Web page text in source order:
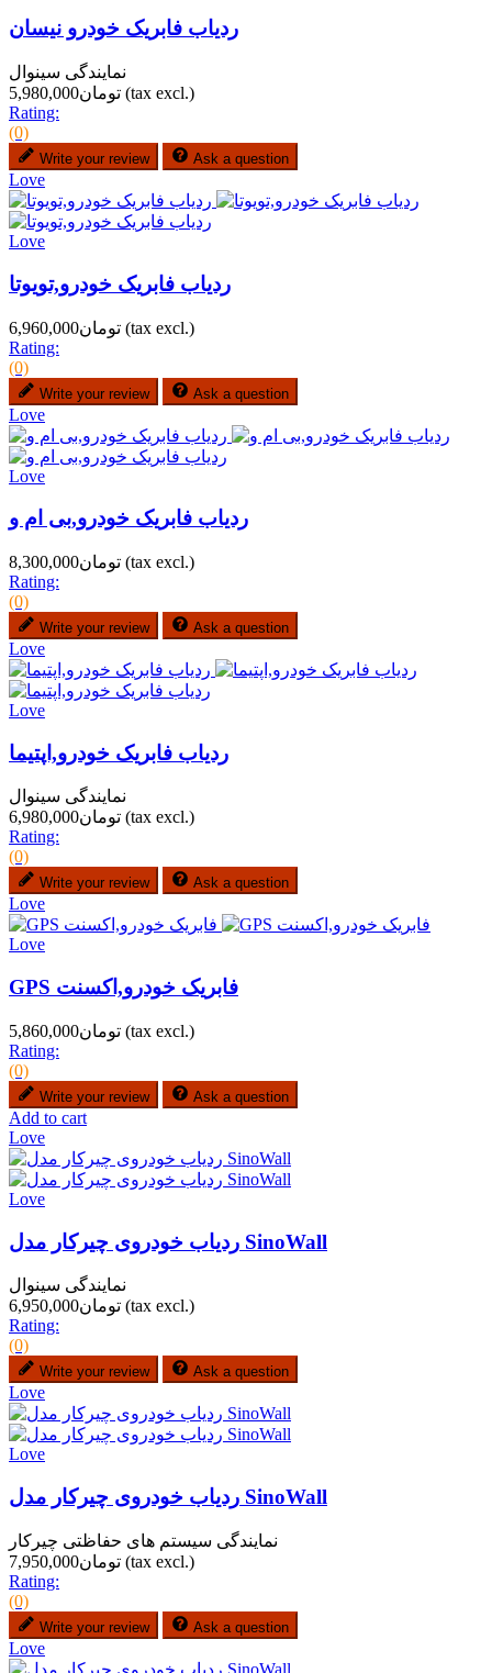
ردیاب فابریک خودرو نیسان
نمایندگی سینوال
تومان5,980,000 (tax excl.)
Rating:
(0)
Write your review Ask a question
Love
Love
ردیاب فابریک خودرو,تویوتا
تومان6,960,000 (tax excl.)
Rating:
(0)
Write your review Ask a question
Love
Love
ردیاب فابریک خودرو,بی ام و
تومان8,300,000 (tax excl.)
Rating:
(0)
Write your review Ask a question
Love
Love
ردیاب فابریک خودرو,اپتیما
نمایندگی سینوال
تومان6,980,000 (tax excl.)
Rating:
(0)
Write your review Ask a question
Love
Love
GPS فابریک خودرو,اکسنت
تومان5,860,000 (tax excl.)
Rating:
(0)
Write your review Ask a question
Add to cart
Love
Love
ردیاب خودروی چیرکار مدل SinoWall
نمایندگی سینوال
تومان6,950,000 (tax excl.)
Rating:
(0)
Write your review Ask a question
Love
Love
ردیاب خودروی چیرکار مدل SinoWall
نمایندگی سیستم های حفاظتی چیرکار
تومان7,950,000 (tax excl.)
Rating:
(0)
Write your review Ask a question
Love